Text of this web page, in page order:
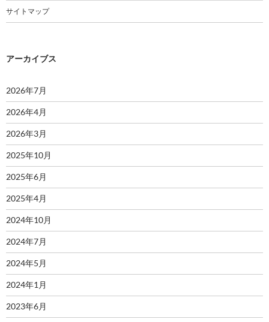
サイトマップ
アーカイブス
2026年7月
2026年4月
2026年3月
2025年10月
2025年6月
2025年4月
2024年10月
2024年7月
2024年5月
2024年1月
2023年6月